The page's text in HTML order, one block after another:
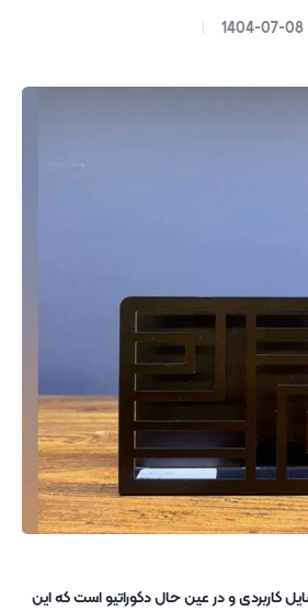
1404-07-08
کاربردی و در عین حال دکوراتیو است که این